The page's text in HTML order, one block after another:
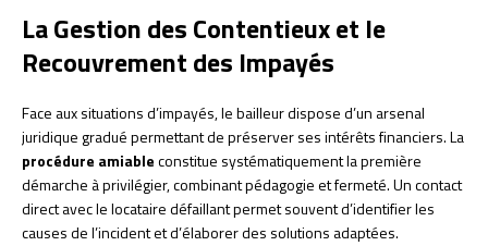
La Gestion des Contentieux et le
Recouvrement des Impayés
Face aux situations d’impayés, le bailleur dispose d’un arsenal
juridique gradué permettant de préserver ses intérêts financiers. La
procédure amiableconstitue systématiquement la première
démarche à privilégier, combinant pédagogie et fermeté. Un contact
direct avec le locataire défaillant permet souvent d’identifier les
causes de l’incident et d’élaborer des solutions adaptées.